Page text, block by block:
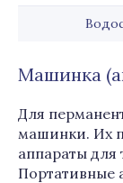
Машинка
Для
машинки. Их
аппараты для
Портативные